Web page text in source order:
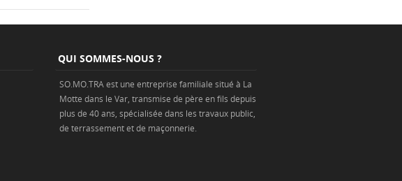
QUI SOMMES-NOUS ?
SO.MO.TRA est une entreprise familiale situé à La
Motte dans le Var, transmise de père en fils depuis
plus de 40 ans, spécialisée dans les travaux public
de terrassementet de maçonnerie